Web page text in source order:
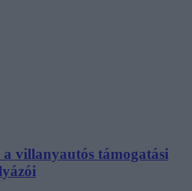
villanyautós támogatási